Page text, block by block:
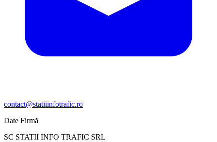
contact@statiiinfotrafic.ro
Date Firmă
SC STATII INFO TRAFIC SRL